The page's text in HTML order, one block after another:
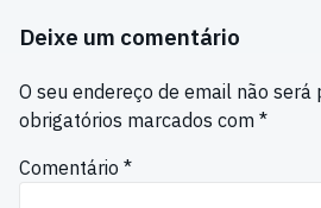
Deixe um comentário
O seu endereço de email não será
obrigatórios marcados com *
Comentário *